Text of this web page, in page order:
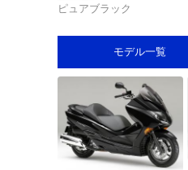
ピュアブラック
モデル一覧